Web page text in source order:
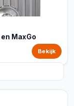
MaxGo
Bekijk